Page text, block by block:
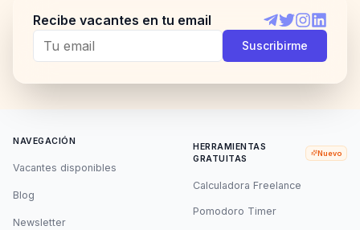
Recibe vacantes en tu email
Telegram
TwitterInstagram
Suscribirme
NAVEGACIÓN
Vacantes disponibles
Blog
Newsletter
HERRAMIENTAS
GRATUITAS
Nuevo
Calculadora Freelance
Pomodoro Timer